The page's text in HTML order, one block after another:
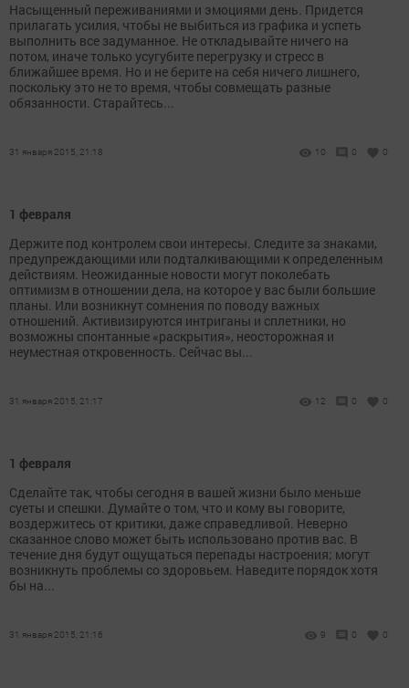
Насыщенный переживаниями и эмоциями день. Придется
прилагать усилия, чтобы не выбиться из графика и успеть
выполнить все задуманное. Не откладывайте ничего на
потом, иначе только усугубите перегрузку и стресс в
ближайшее время. Но и не берите на себя ничего лишнего,
поскольку это не то время, чтобы совмещать разные
обязанности. Старайтесь...
31 января 2015, 21:18 10 0 0
1 февраля
Держите под контролем свои интересы. Следите за знаками,
предупреждающими или подталкивающими к определенным
действиям. Неожиданные новости могут поколебать
оптимизм в отношении дела, на которое у вас были большие
планы. Или возникнут сомнения по поводу важных
отношений. Активизируются интриганы и сплетники, но
возможны спонтанные «раскрытия», неосторожная и
неуместная откровенность. Сейчас вы...
31 января 2015, 21:17 12 0 0
1 февраля
Сделайте так, чтобы сегодня в вашей жизни было меньше
суеты и спешки. Думайте о том, что и кому вы говорите,
воздержитесь от критики, даже справедливой. Неверно
сказанное слово может быть использовано против вас. В
течение дня будут ощущаться перепады настроения; могут
возникнуть проблемы со здоровьем. Наведите порядок хотя
бы на...
31 января 2015, 21:16 9 0 0